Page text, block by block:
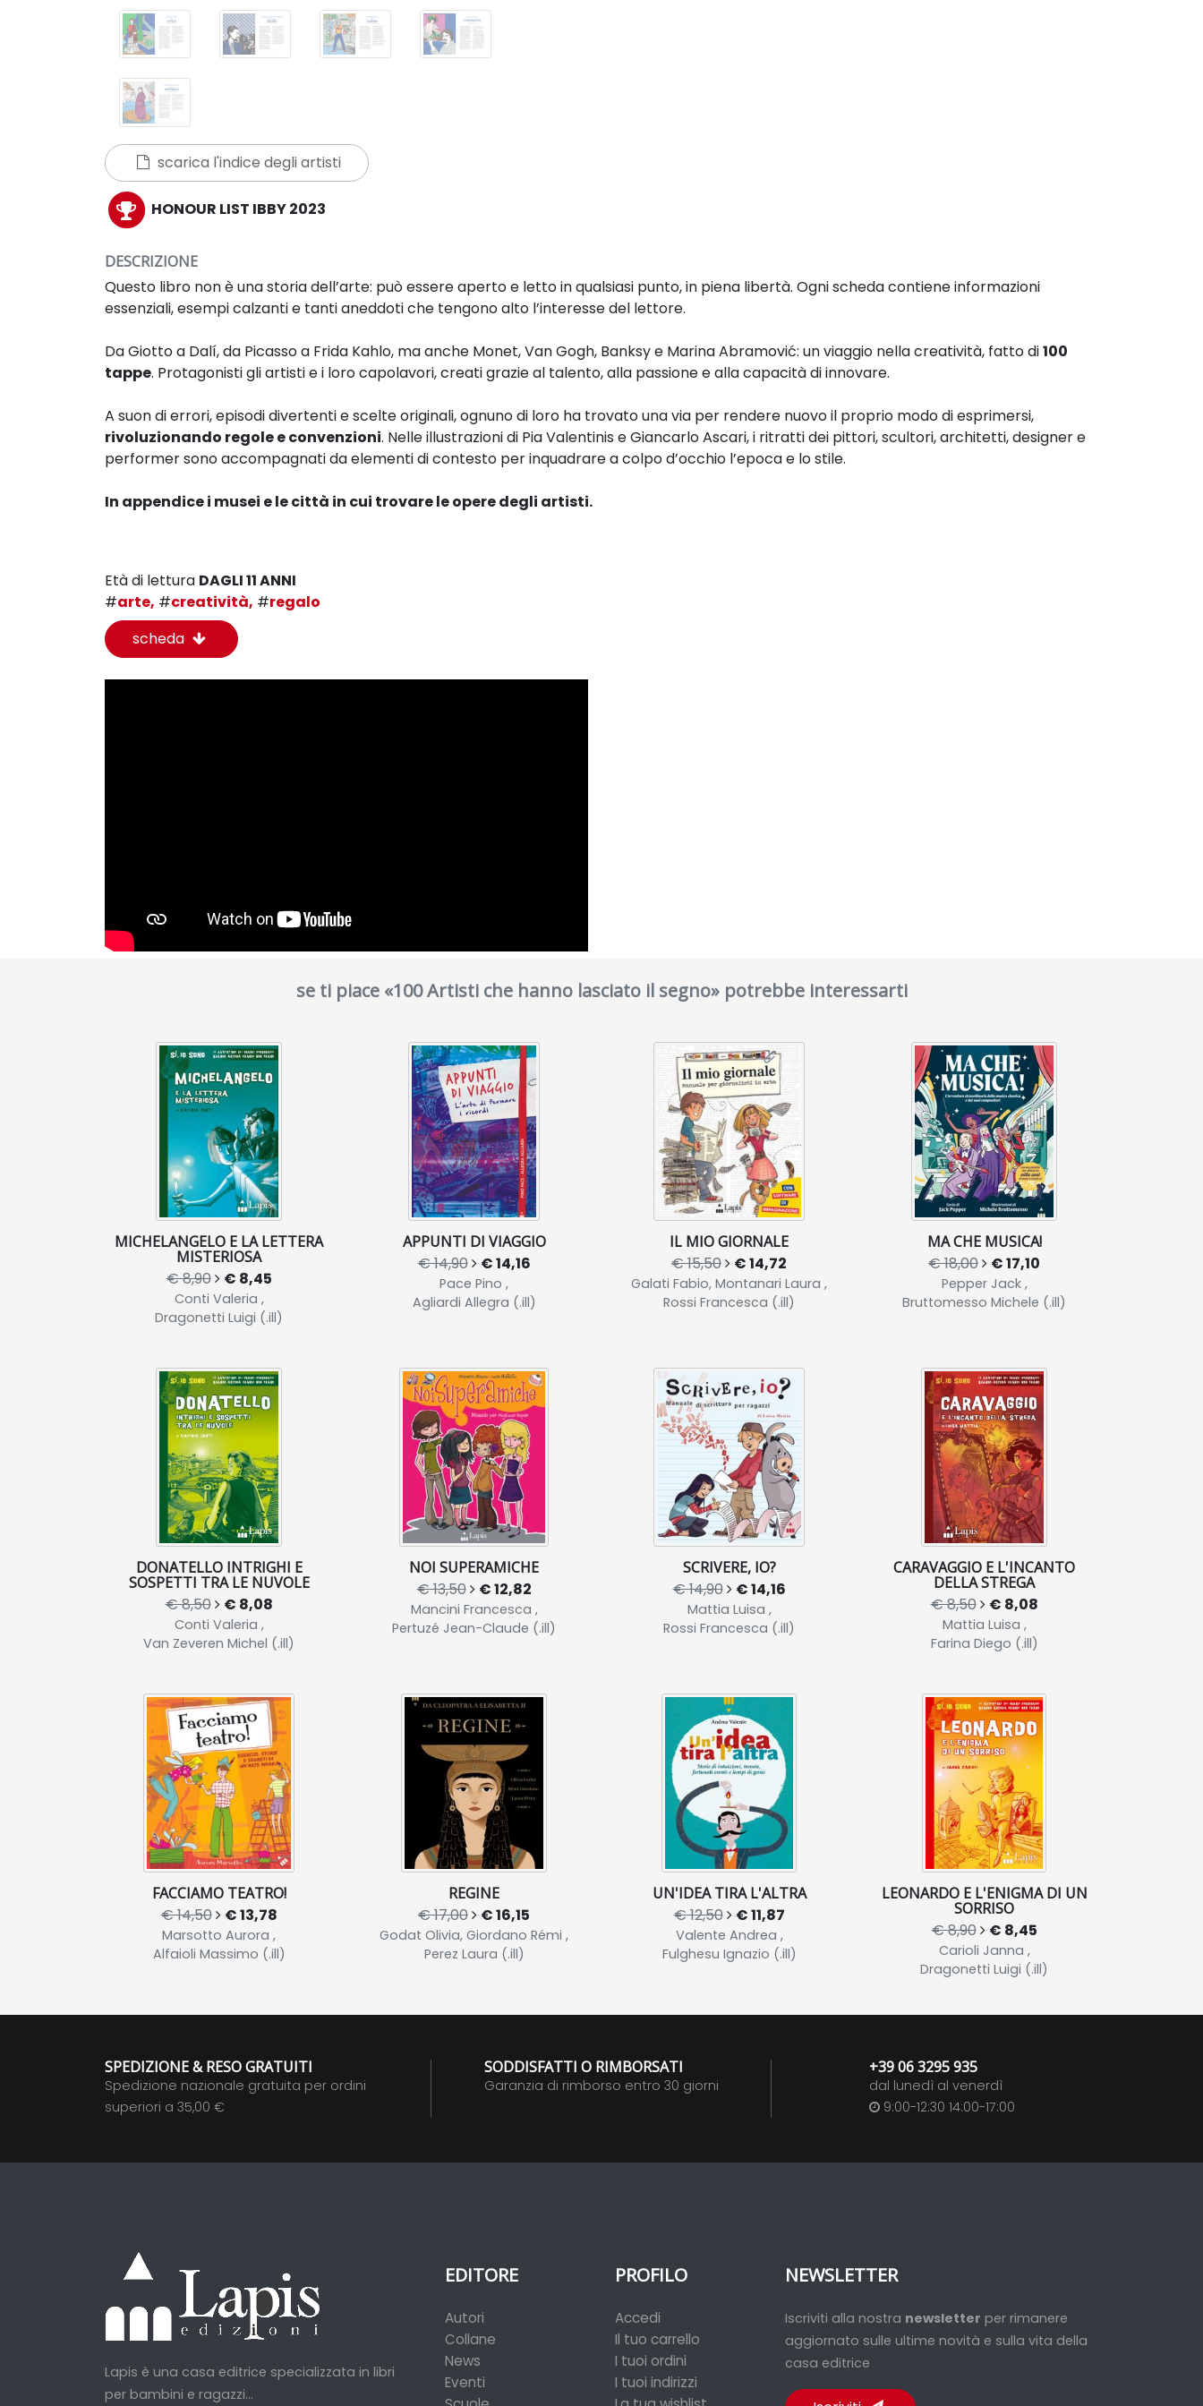
scarica l'indice degli artisti
HONOUR LIST IBBY 2023
DESCRIZIONE
Questo libro non è una storia dell’arte: può essere aperto e letto in qualsiasi punto, in piena libertà. Ogni scheda contiene informazioni
essenziali, esempi calzanti e tanti aneddoti che tengono alto l’interesse del lettore.
Da Giotto a Dalí, da Picasso a Frida Kahlo, ma anche Monet, Van Gogh, Banksy e Marina Abramović: un viaggio nella creatività, fatto di100
tappe. Protagonisti gli artisti e i loro capolavori, creati grazie al talento, alla passione e alla capacità di innovare.
A suon di errori, episodi divertenti e scelte originali, ognuno di loro ha trovato una via per rendere nuovo il proprio modo di esprimersi,
rivoluzionando regole e convenzioni. Nelle illustrazioni di Pia Valentinis e Giancarlo Ascari, i ritratti dei pittori, scultori, architetti, designer e
performer sono accompagnati da elementi di contesto per inquadrare a colpo d’occhio l’epoca e lo stile.
In appendice i musei e le città in cui trovare le opere degli artisti.
Età di lettura DAGLI 11 ANNI
#arte, #creatività, #regalo
scheda
se ti piace «100 Artisti che hanno lasciato il segno» potrebbe interessarti
MICHELANGELO E LA LETTERA
MISTERIOSA
€ 8,90 € 8,45
Conti Valeria ,
Dragonetti Luigi (.ill)
APPUNTI DI VIAGGIO
€ 14,90 € 14,16
Pace Pino ,
Agliardi Allegra (.ill)
IL MIO GIORNALE
€ 15,50 € 14,72
Galati Fabio, Montanari Laura ,
Rossi Francesca (.ill)
MA CHE MUSICA!
€ 18,00 € 17,10
Pepper Jack ,
Bruttomesso Michele (.ill)
DONATELLO INTRIGHI E
SOSPETTI TRA LE NUVOLE
€ 8,50 € 8,08
Conti Valeria ,
Van Zeveren Michel (.ill)
NOI SUPERAMICHE
€ 13,50 € 12,82
Mancini Francesca ,
Pertuzé Jean-Claude (.ill)
SCRIVERE, IO?
€ 14,90 € 14,16
Mattia Luisa ,
Rossi Francesca (.ill)
CARAVAGGIO E L'INCANTO
DELLA STREGA
€ 8,50 € 8,08
Mattia Luisa ,
Farina Diego (.ill)
FACCIAMO TEATRO!
€ 14,50 € 13,78
Marsotto Aurora ,
Alfaioli Massimo (.ill)
REGINE
€ 17,00 € 16,15
Godat Olivia, Giordano Rémi ,
Perez Laura (.ill)
UN'IDEA TIRA L'ALTRA
€ 12,50 € 11,87
Valente Andrea ,
Fulghesu Ignazio (.ill)
LEONARDO E L'ENIGMA DI UN
SORRISO
€ 8,90 € 8,45
Carioli Janna ,
Dragonetti Luigi (.ill)
SPEDIZIONE & RESO GRATUITI
Spedizione nazionale gratuita per ordini
superiori a 35,00 €
SODDISFATTI O RIMBORSATI
Garanzia di rimborso entro 30 giorni
+39 06 3295 935
dal lunedì al venerdì
9:00-12:30 14:00-17:00
Lapis è una casa editrice specializzata in libri
per bambini e ragazzi...
EDITORE
Autori
Collane
News
Eventi
PROFILO
Accedi
Il tuo carrello
I tuoi ordini
I tuoi indirizzi
NEWSLETTER
Iscriviti alla nostra newsletter per rimanere
aggiornato sulle ultime novità e sulla vita della
casa editrice